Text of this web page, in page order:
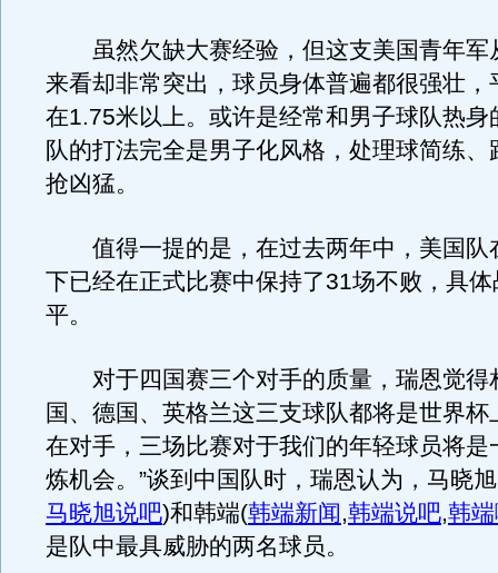
虽然欠缺大赛经验，但这支美国青年军
来看却非常突出，球员身体普遍都很强壮，
在1.75米以上。或许是经常和男子球队热身
队的打法完全是男子化风格，处理球简练、
抢凶猛。
值得一提的是，在过去两年中，美国队
下已经在正式比赛中保持了31场不败，具
平。
对于四国赛三个对手的质量，瑞恩觉得
国、德国、英格兰这三支球队都将是世界杯
在对手，三场比赛对于我们的年轻球员将是
炼机会。”谈到中国队时，瑞恩认为，马晓旭
马晓旭说吧)和韩端(韩端新闻,韩端说吧,韩
是队中最具威胁的两名球员。